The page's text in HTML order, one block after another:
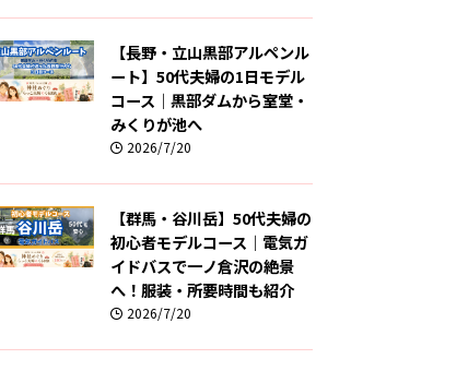
【長野・立山黒部アルペンル
ート】50代夫婦の1日モデル
コース｜黒部ダムから室堂・
みくりが池へ
2026/7/20
【群馬・谷川岳】50代夫婦の
初心者モデルコース｜電気ガ
イドバスで一ノ倉沢の絶景
へ！服装・所要時間も紹介
2026/7/20